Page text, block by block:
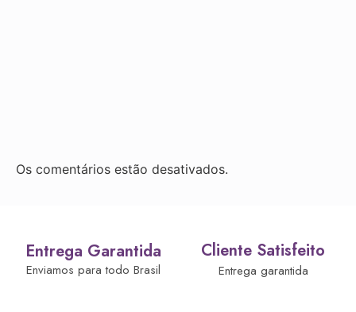
Os comentários estão desativados.
Entrega Garantida
Enviamos para todo Brasil
Cliente Satisfeito
Entrega garantida